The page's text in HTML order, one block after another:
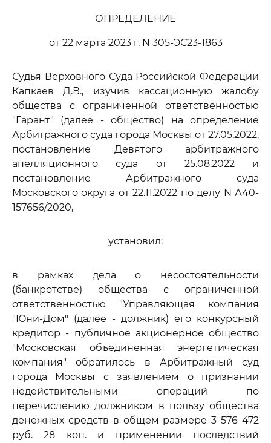
ОПРЕДЕЛЕНИЕ
от 22 марта 2023 г. N 305-ЭС23-1863
Судья Верховного Суда Российской Федерации
Капкаев Д.В., изучив кассационную жалобу
общества с ограниченной ответственностью
"Гарант" (далее - общество) на определение
Арбитражного суда города Москвы от 27.05.2022,
постановление Девятого арбитражного
апелляционного суда от 25.08.2022 и
постановление Арбитражного суда
Московского округа от 22.11.2022 по делу N А40-
157656/2020,
установил:
в рамках дела о несостоятельности
(банкротстве) общества с ограниченной
ответственностью "Управляющая компания
"Юни-Дом" (далее - должник) его конкурсный
кредитор - публичное акционерное общество
"Московская объединенная энергетическая
компания" обратилось в Арбитражный суд
города Москвы с заявлением о признании
недействительными операций по
перечислению должником в пользу общества
денежных средств в общем размере 3 576 472
руб. 28 коп. и применении последствий